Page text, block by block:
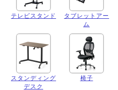
テレビスタンド
タブレットアー
ム
スタンディング
デスク
椅子